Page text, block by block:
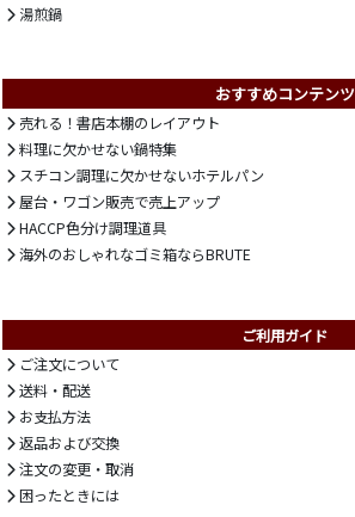
湯煎鍋
おすすめコンテンツ
売れる！書店本棚のレイアウト
料理に欠かせない鍋特集
スチコン調理に欠かせないホテルパン
屋台・ワゴン販売で売上アップ
HACCP色分け調理道具
海外のおしゃれなゴミ箱ならBRUTE
ご利用ガイド
ご注文について
送料・配送
お支払方法
返品および交換
注文の変更・取消
困ったときには